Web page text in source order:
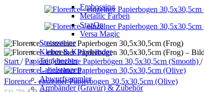
Embossing
Metallic Farben
StazOn
Versa Magic
Strasssteine
Kleber & Klebebänder
Trinkbecher
Labelstanzen
Abwurfsammler
Armbänder (Gravur) & Zubehör
Start / Papiere/ einzelne Papierbögen 30,5x30,5cm (Smooth) /
Florence - einzelner Papierbogen 30,5x30,5cm (Olive)